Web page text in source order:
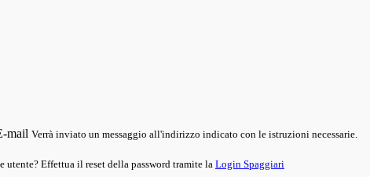
mail Verrà inviato un messaggio all'indirizzo indicato con le istruzioni necessarie.
utente? Effettua il reset della password tramite la Login Spaggiari